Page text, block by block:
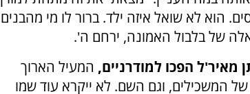
הוא לא שואל איזה ילד. ברור לו מי
של בלבול האמונה, ירחם ה'.
מאיר'ל הפכו למודרניים, המעיל הארוך
המשכילים, וגם השם. לא ייקרא עוד שמו